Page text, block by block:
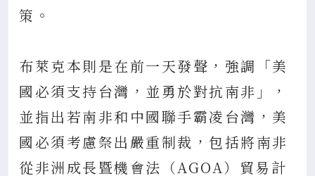
策。
布萊克本則是在前一天發聲，強調「美
國必須支持台灣，並勇於對抗南非」，
並指出若南非和中國聯手霸凌台灣，美
國必須考慮祭出嚴重制裁，包括將南非
從非洲成長暨機會法（AGOA）貿易計